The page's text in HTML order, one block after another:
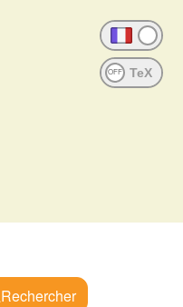
OFF
Rechercher